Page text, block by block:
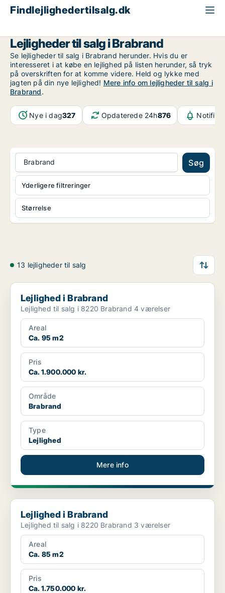
Findlejlighedertilsalg.dk
Lejligheder til salg i Brabrand
Se lejligheder til salg i Brabrand herunder. Hvis du er
interesseret i at købe en lejlighed på listen herunder, så tryk
på overskriften for at komme videre. Held og lykke med
jagten på din nye lejlighed! Mere info om lejligheder til salg i
Brabrand.
Nye i dag327 Opdaterede 24h876
Brabrand Søg
Størrelse
Yderligere filtreringer
13 lejligheder til salg
Lejlighed i Brabrand
Lejlighed i Brabrand
Lejlighed til salg i 8220 Brabrand 4 værelser
Areal
Ca. 95 m2
Pris
Ca. 1.900.000 kr.
Område
Brabrand
Type
Lejlighed
Mere info
Lejlighed i Brabrand
Lejlighed i Brabrand
Lejlighed til salg i 8220 Brabrand 3 værelser
Areal
Ca. 85 m2
Pris
Ca. 1.750.000 kr.